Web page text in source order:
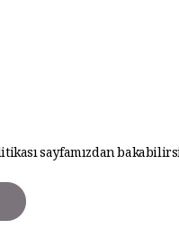
sayfamızdan